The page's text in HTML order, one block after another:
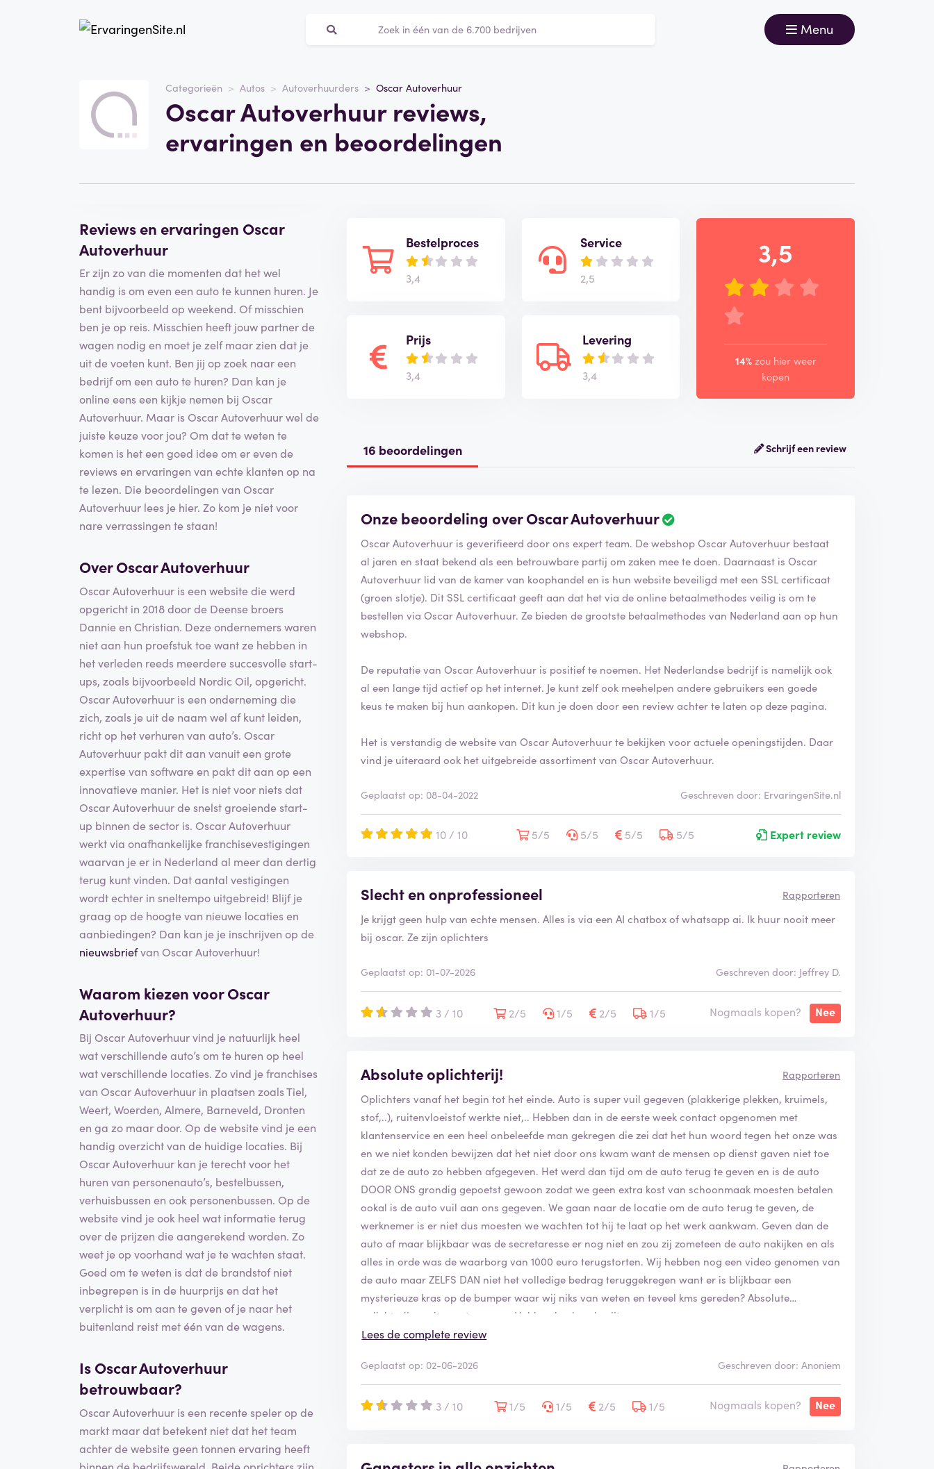
Menu
Categorieën Autos Autoverhuurders Oscar Autoverhuur
Oscar Autoverhuur reviews,
ervaringen en beoordelingen
Oscar Autoverhuur
Categorie
Autos
Schrijf een beoordeling
Reviews en ervaringen Oscar
Autoverhuur
Er zijn zo van die momenten dat het wel
handig is om even een auto te kunnen huren. Je
bent bijvoorbeeld op weekend. Of misschien
ben je op reis. Misschien heeft jouw partner de
wagen nodig en moet je zelf maar zien dat je
uit de voeten kunt. Ben jij op zoek naar een
bedrijf om een auto te huren? Dan kan je
online eens een kijkje nemen bij Oscar
Autoverhuur. Maar is Oscar Autoverhuur wel de
juiste keuze voor jou? Om dat te weten te
komen is het een goed idee om er even de
reviews en ervaringen van echte klanten op na
te lezen. Die beoordelingen van Oscar
Autoverhuur lees je hier. Zo kom je niet voor
nare verrassingen te staan!
Over Oscar Autoverhuur
Oscar Autoverhuur is een website die werd
opgericht in 2018 door de Deense broers
Dannie en Christian. Deze ondernemers waren
niet aan hun proefstuk toe want ze hebben in
het verleden reeds meerdere succesvolle start-
ups, zoals bijvoorbeeld Nordic Oil, opgericht.
Oscar Autoverhuur is een onderneming die
zich, zoals je uit de naam wel af kunt leiden,
richt op het verhuren van auto’s. Oscar
Autoverhuur pakt dit aan vanuit een grote
expertise van software en pakt dit aan op een
innovatieve manier. Het is niet voor niets dat
Oscar Autoverhuur de snelst groeiende start-
up binnen de sector is. Oscar Autoverhuur
werkt via onafhankelijke franchisevestigingen
waarvan je er in Nederland al meer dan dertig
terug kunt vinden. Dat aantal vestigingen
wordt echter in sneltempo uitgebreid! Blijf je
graag op de hoogte van nieuwe locaties en
aanbiedingen? Dan kan je je inschrijven op de
nieuwsbriefvan Oscar Autoverhuur!
Waarom kiezen voor Oscar
Autoverhuur?
Bij Oscar Autoverhuur vind je natuurlijk heel
wat verschillende auto’s om te huren op heel
wat verschillende locaties. Zo vind je franchises
van Oscar Autoverhuur in plaatsen zoals Tiel,
Weert, Woerden, Almere, Barneveld, Dronten
en ga zo maar door. Op de website vind je een
handig overzicht van de huidige locaties. Bij
Oscar Autoverhuur kan je terecht voor het
huren van personenauto’s, bestelbussen,
verhuisbussen en ook personenbussen. Op de
website vind je ook heel wat informatie terug
over de prijzen die aangerekend worden. Zo
weet je op voorhand wat je te wachten staat.
Goed om te weten is dat de brandstof niet
inbegrepen is in de huurprijs en dat het
verplicht is om aan te geven of je naar het
buitenland reist met één van de wagens.
Is Oscar Autoverhuur
betrouwbaar?
Oscar Autoverhuur is een recente speler op de
markt maar dat betekent niet dat het team
achter de website geen tonnen ervaring heeft
Bestelproces
3,4
Prijs
3,4
Service
2,5
Levering
3,4
3,5
14% zou hier weer
kopen
16 beoordelingen Schrijf een review
Onze beoordeling over Oscar Autoverhuur
Oscar Autoverhuur is geverifieerd door ons expert team. De webshop Oscar Autoverhuur bestaat
al jaren en staat bekend als een betrouwbare partij om zaken mee te doen. Daarnaast is Oscar
Autoverhuur lid van de kamer van koophandel en is hun website beveiligd met een SSL certificaat
(groen slotje). Dit SSL certificaat geeft aan dat het via de online betaalmethodes veilig is om te
bestellen via Oscar Autoverhuur. Ze bieden de grootste betaalmethodes van Nederland aan op hun
webshop.
De reputatie van Oscar Autoverhuur is positief te noemen. Het Nederlandse bedrijf is namelijk ook
al een lange tijd actief op het internet. Je kunt zelf ook meehelpen andere gebruikers een goede
keus te maken bij hun aankopen. Dit kun je doen door een review achter te laten op deze pagina.
Het is verstandig de website van Oscar Autoverhuur te bekijken voor actuele openingstijden. Daar
vind je uiteraard ook het uitgebreide assortiment van Oscar Autoverhuur.
Geplaatst op: 08-04-2022 Geschreven door: ErvaringenSite.nl
10 / 10 5/5 5/5 5/5 5/5 Expert review
Slecht en onprofessioneel Rapporteren
Je krijgt geen hulp van echte mensen. Alles is via een AI chatbox of whatsapp ai. Ik huur nooit meer
bij oscar. Ze zijn oplichters
Geplaatst op: 01-07-2026 Geschreven door: Jeffrey D.
3 / 10 2/5 1/5 2/5 1/5 Nogmaals kopen? Nee
Absolute oplichterij! Rapporteren
Oplichters vanaf het begin tot het einde. Auto is super vuil gegeven (plakkerige plekken, kruimels,
stof,..), ruitenvloeistof werkte niet,.. Hebben dan in de eerste week contact opgenomen met
klantenservice en een heel onbeleefde man gekregen die zei dat het hun woord tegen het onze was
en we niet konden bewijzen dat het niet door ons kwam want de mensen op dienst gaven niet toe
dat ze de auto zo hebben afgegeven. Het werd dan tijd om de auto terug te geven en is de auto
DOOR ONS grondig gepoetst gewoon zodat we geen extra kost van schoonmaak moesten betalen
ookal is de auto vuil aan ons gegeven. We gaan naar de locatie om de auto terug te geven, de
werknemer is er niet dus moesten we wachten tot hij te laat op het werk aankwam. Geven dan de
auto af maar blijkbaar was de secretaresse er nog niet en zou zij zometeen de auto nakijken en als
alles in orde was de waarborg van 1000 euro terugstorten. Wij hebben nog een video genomen van
de auto maar ZELFS DAN niet het volledige bedrag teruggekregen want er is blijkbaar een
mysterieuze kras op de bumper waar wij niks van weten en teveel kms gereden? Absolute
oplichterij, nooit naartoe gaan. Hebben heel veel spijt.
Lees de complete review
Geplaatst op: 02-06-2026 Geschreven door: Anoniem
3 / 10 1/5 1/5 2/5 1/5 Nogmaals kopen? Nee